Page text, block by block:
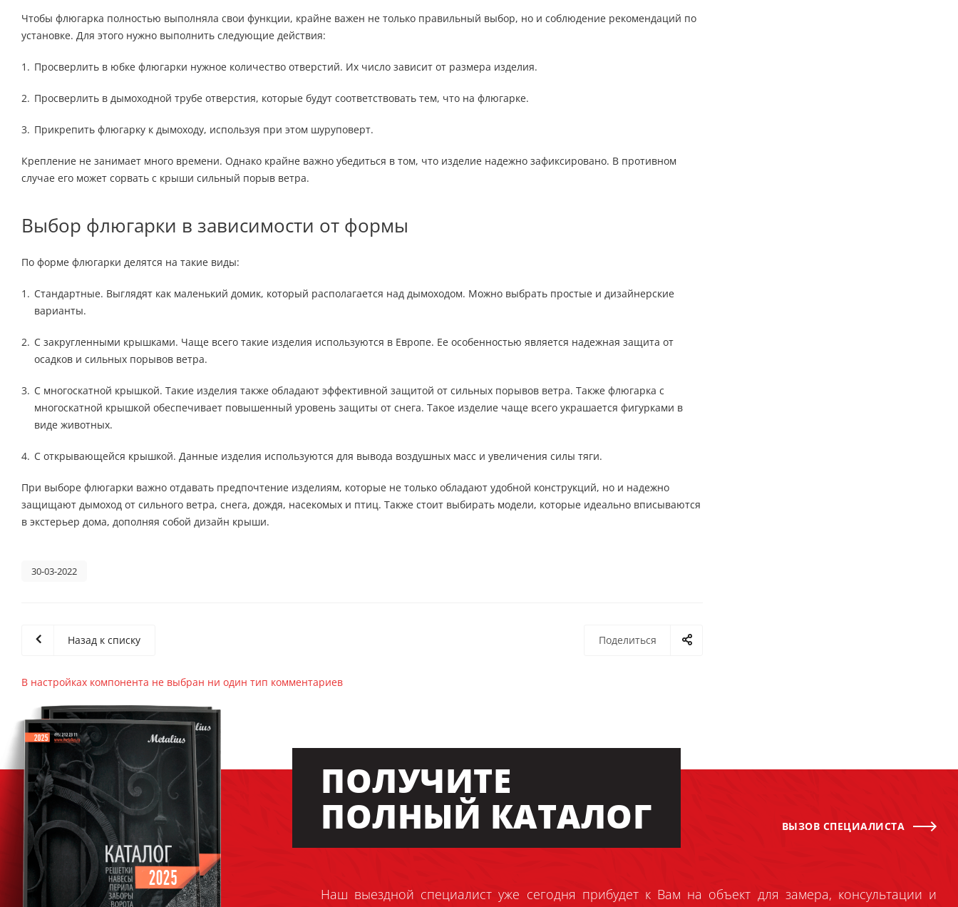
Чтобы флюгарка полностью выполняла свои функции, крайне важен не только правильный выбор, но и соблюдение рекомендаций по
установке. Для этого нужно выполнить следующие действия:
Просверлить в юбке флюгарки нужное количество отверстий. Их число зависит от размера изделия.
Просверлить в дымоходной трубе отверстия, которые будут соответствовать тем, что на флюгарке.
Прикрепить флюгарку к дымоходу, используя при этом шуруповерт.
Крепление не занимает много времени. Однако крайне важно убедиться в том, что изделие надежно зафиксировано. В противном
случае его может сорвать с крыши сильный порыв ветра.
Выбор флюгарки в зависимости от формы
По форме флюгарки делятся на такие виды:
Стандартные. Выглядят как маленький домик, который располагается над дымоходом. Можно выбрать простые и дизайнерские
варианты.
С закругленными крышками. Чаще всего такие изделия используются в Европе. Ее особенностью является надежная защита от
осадков и сильных порывов ветра.
С многоскатной крышкой. Такие изделия также обладают эффективной защитой от сильных порывов ветра. Также флюгарка с
многоскатной крышкой обеспечивает повышенный уровень защиты от снега. Такое изделие чаще всего украшается фигурками в
виде животных.
С открывающейся крышкой. Данные изделия используются для вывода воздушных масс и увеличения силы тяги.
При выборе флюгарки важно отдавать предпочтение изделиям, которые не только обладают удобной конструкций, но и надежно
защищают дымоход от сильного ветра, снега, дождя, насекомых и птиц. Также стоит выбирать модели, которые идеально вписываются
в экстерьер дома, дополняя собой дизайн крыши.
30-03-2022
Поделиться
Назад к списку
В настройках компонента не выбран ни один тип комментариев
ПОЛУЧИТЕ
ПОЛНЫЙ КАТАЛОГ
ВЫЗОВ СПЕЦИАЛИСТА
Наш выездной специалист уже сегодня прибудет к Вам на объект для замера, консультации и